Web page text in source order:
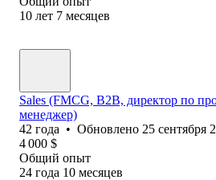
10 лет 7 месяцев
Sales (FMCG, B2B, директор по
менеджер)
42 года • Обновлено 25 сентября
4 000 $
Общий опыт
24 года 10 месяцев